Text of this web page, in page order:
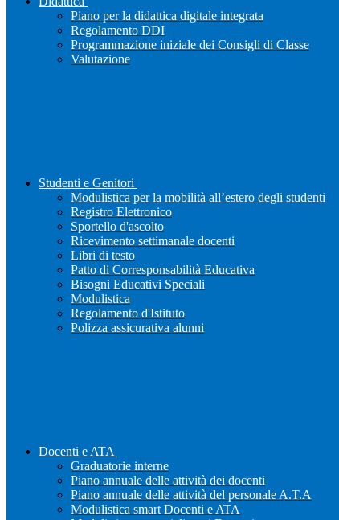
Piano per la didattica digitale integrata
Regolamento DDI
Programmazione iniziale dei Consigli di Classe
Valutazione
Studenti e Genitori
Modulistica per la mobilità all’estero degli studenti
Registro Elettronico
Sportello d'ascolto
Ricevimento settimanale docenti
Libri di testo
Patto di Corresponsabilità Educativa
Bisogni Educativi Speciali
Modulistica
Regolamento d'Istituto
Polizza assicurativa alunni
Docenti e ATA
Graduatorie interne
Piano annuale delle attività dei docenti
Piano annuale delle attività del personale A.T.A
Modulistica smart Docenti e ATA